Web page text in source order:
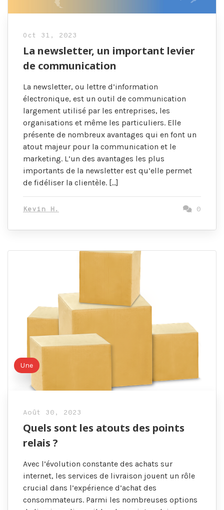
Oct 31, 2023
La newsletter, un important levier
de communication
La newsletter, ou lettre d’information
électronique, est un outil de communication
largement utilisé par les entreprises, les
organisations et même les particuliers. Elle
présente de nombreux avantages qui en font un
atout majeur pour la communication et le
marketing. L’un des avantages les plus
importants de la newsletter est qu’elle permet
de fidéliser la clientèle. […]
Kevin H. 0
Une
Août 30, 2023
Quels sont les atouts des points
relais ?
Avec l’évolution constante des achats sur
internet, les services de livraison jouent un rôle
crucial dans l’expérience d’achat des
consommateurs. Parmi les nombreuses options